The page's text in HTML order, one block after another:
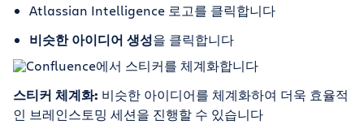
Atlassian Intelligence 로고를 클릭합니다
비슷한 아이디어 생성을 클릭합니다
스티커 체계화: 비슷한 아이디어를 체계화하여 더욱 효율적
인 브레인스토밍 세션을 진행할 수 있습니다